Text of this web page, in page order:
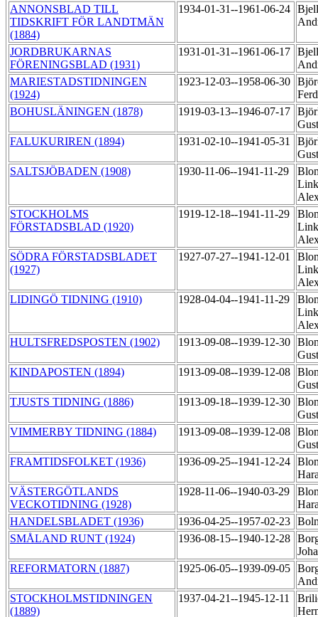
ANNONSBLAD TILL
TIDSKRIFT FÖR LANDTMÄN
(1884)
1934-01-31--1961-06-24
JORDBRUKARNAS
FÖRENINGSBLAD (1931)
1931-01-31--1961-06-17
MARIESTADSTIDNINGEN
(1924)
1923-12-03--1958-06-30
BOHUSLÄNINGEN (1878)
1919-03-13--1946-07-17
FALUKURIREN (1894)
1931-02-10--1941-05-31
SALTSJÖBADEN (1908)
1930-11-06--1941-11-29
STOCKHOLMS
FÖRSTADSBLAD (1920)
1919-12-18--1941-11-29
SÖDRA FÖRSTADSBLADET
(1927)
1927-07-27--1941-12-01
LIDINGÖ TIDNING (1910)
1928-04-04--1941-11-29
HULTSFREDSPOSTEN (1902)
1913-09-08--1939-12-30
KINDAPOSTEN (1894)
1913-09-08--1939-12-08
TJUSTS TIDNING (1886)
1913-09-18--1939-12-30
VIMMERBY TIDNING (1884)
1913-09-08--1939-12-08
FRAMTIDSFOLKET (1936)
1936-09-25--1941-12-24
VÄSTERGÖTLANDS
VECKOTIDNING (1928)
1928-11-06--1940-03-29
HANDELSBLADET (1936)
1936-04-25--1957-02-23
SMÅLAND RUNT (1924)
1936-08-15--1940-12-28
REFORMATORN (1887)
1925-06-05--1939-09-05
STOCKHOLMSTIDNINGEN
(1889)
1937-04-21--1945-12-11